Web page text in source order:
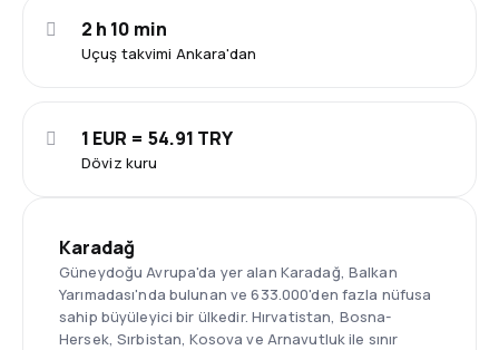
Uçuş takvimi Ankara'dan
2 h 10 min
Döviz kuru
1 EUR = 54.91 TRY
Karadağ
Güneydoğu Avrupa'da yer alan Karadağ, Balkan
Yarımadası'nda bulunan ve 633.000'den fazla nüfusa
sahip büyüleyici bir ülkedir. Hırvatistan, Bosna-
Hersek, Sırbistan, Kosova ve Arnavutluk ile sınır